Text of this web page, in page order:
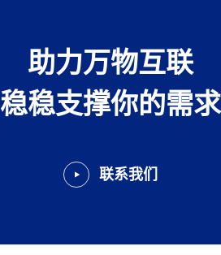
助力万物互联
稳稳支撑你的需求
联系我们